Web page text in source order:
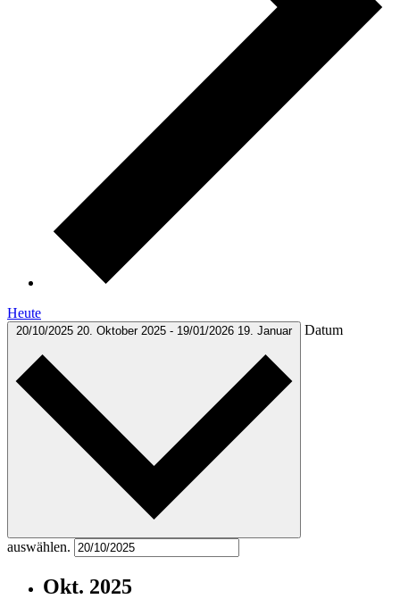
Heute
20/10/2025 20. Oktober 2025 - 19/01/2026 19. Januar Datum
auswählen.
Okt. 2025